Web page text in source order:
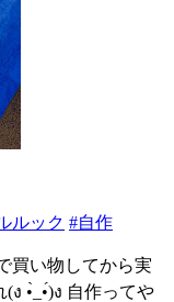
ルック #自作
買い物してから実
•̀_•́)ง 自作ってや